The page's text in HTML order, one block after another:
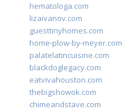
hematologa.com
lizaivanov.com
guesttinyhomes.com
home-plow-by-meyer.com
palatelatincuisine.com
blackdoglegacy.com
eatvivahouston.com
thebigshowok.com
chimeandstave.com